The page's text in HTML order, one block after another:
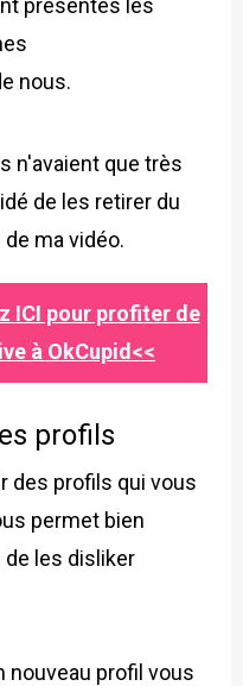
présentés les
nous.
n'avaient que très
de les retirer du
ma vidéo.
ICI pour profiter de
à OkCupid<<
profils
des profils qui vous
permet bien
les disliker
nouveau profil vous